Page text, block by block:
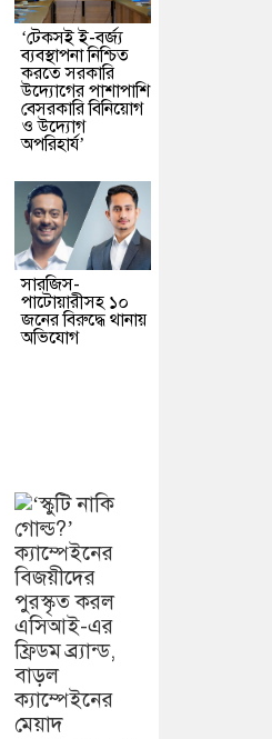
‘টেকসই ই-বর্জ্য
ব্যবস্থাপনা নিশ্চিত
করতে সরকারি
উদ্যোগের পাশাপাশি
বেসরকারি বিনিয়োগ
ও উদ্যোগ
অপরিহার্য’
সারজিস-
পাটোয়ারীসহ ১০
জনের বিরুদ্ধে থানায়
অভিযোগ